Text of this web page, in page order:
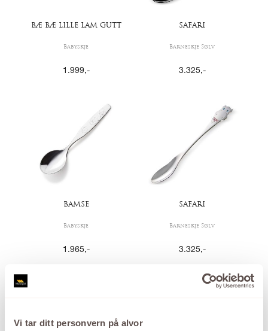
Vi tar ditt personvern på alvor
BÆ BÆ LILLE LAM GUTT
Babyskje
1.999,-
SAFARI
Barneskje Sølv
3.325,-
BAMSE
Babyskje
1.965,-
SAFARI
Barneskje Sølv
3.325,-